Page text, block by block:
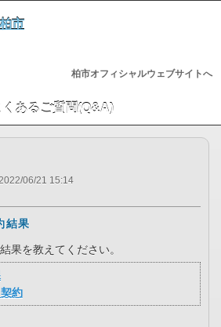
柏市オフィシャルウェブサイトへ
06/21 15:14
結果
果を教えてください。
約